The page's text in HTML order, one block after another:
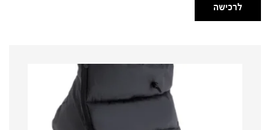
לרכישה